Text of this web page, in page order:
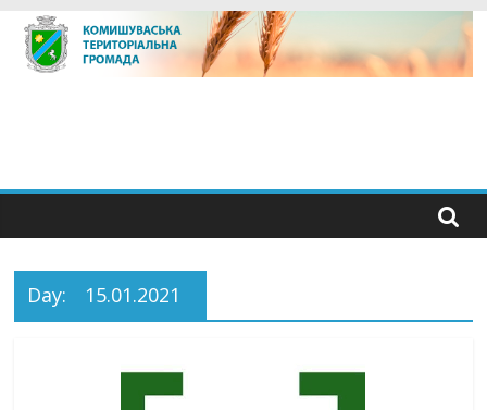
Skip
content
Day: 15.01.2021